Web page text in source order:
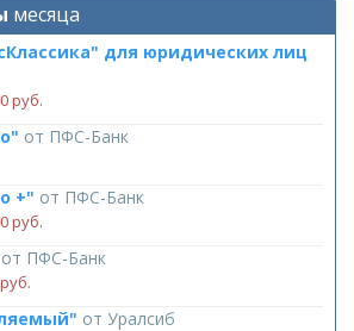
месяца
для юридических лиц
руб.
от ПФС-Банк
+" от ПФС-Банк
руб.
от ПФС-Банк
от Уралсиб